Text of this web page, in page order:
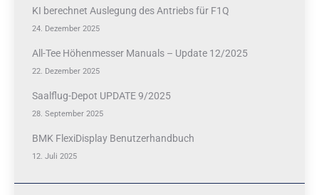
KI berechnet Auslegung des Antriebs für F1Q
24. Dezember 2025
All-Tee Höhenmesser Manuals – Update 12/2025
22. Dezember 2025
Saalflug-Depot UPDATE 9/2025
28. September 2025
BMK FlexiDisplay Benutzerhandbuch
12. Juli 2025